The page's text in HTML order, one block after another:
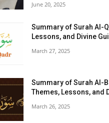
June 20, 2025
Summary of Surah Al-
Lessons, and Divine
March 27, 2025
Summary of Surah Al-
Themes, Lessons, and
March 26, 2025